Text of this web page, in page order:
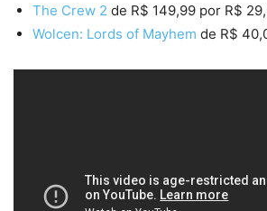
The Crew 2 de R$ 149,99 por R$
Wolcen: Lords of Mayhem de R$